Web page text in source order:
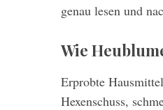
genau lesen und
Wie
Erprobte
Hexenschuss,